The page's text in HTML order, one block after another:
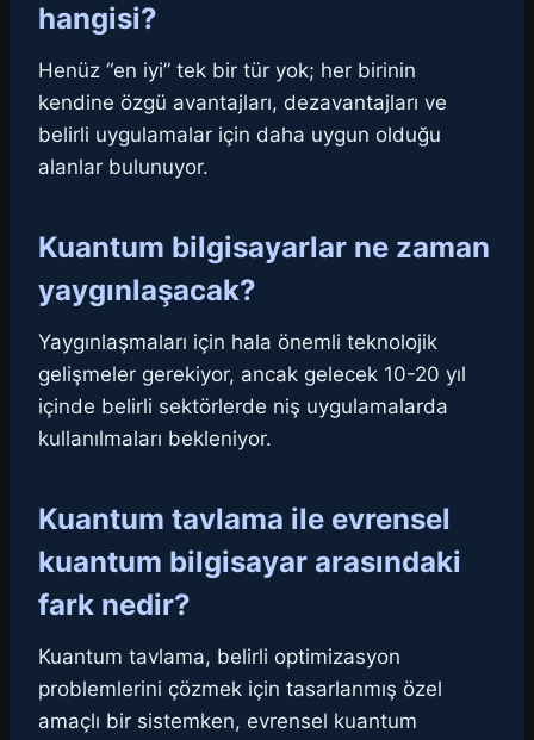
hangisi?
Henüz “en iyi” tek bir tür yok; her birinin
kendine özgü avantajları, dezavantajları ve
belirli uygulamalar için daha uygun olduğu
alanlar bulunuyor.
Kuantum bilgisayarlar ne zaman
yaygınlaşacak?
Yaygınlaşmaları için hala önemli teknolojik
gelişmeler gerekiyor, ancak gelecek 10-20 yıl
içinde belirli sektörlerde niş uygulamalarda
kullanılmaları bekleniyor.
Kuantum tavlama ile evrensel
kuantum bilgisayar arasındaki
fark nedir?
Kuantum tavlama, belirli optimizasyon
problemlerini çözmek için tasarlanmış özel
amaçlı bir sistemken, evrensel kuantum